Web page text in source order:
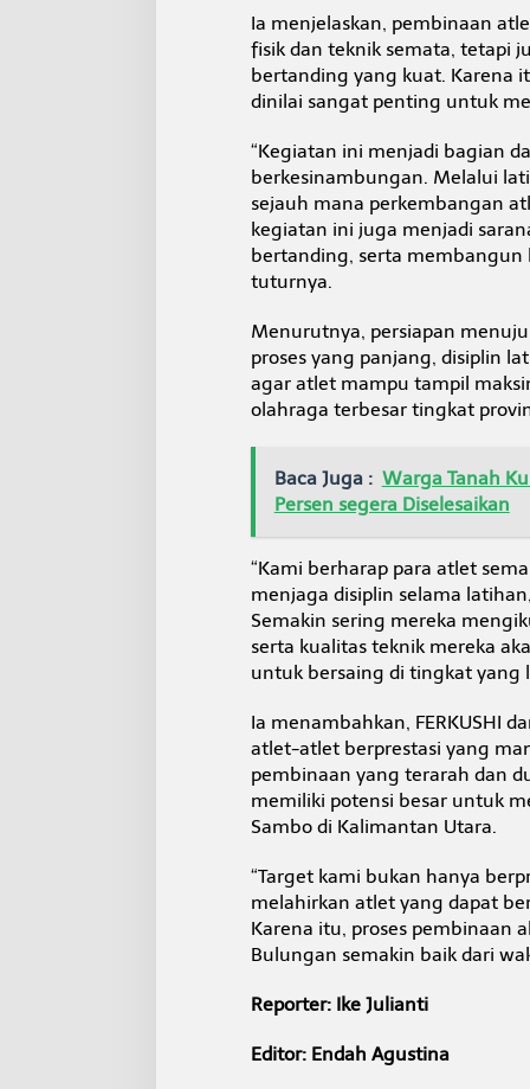
Ia menjelaskan, pembinaan
fisik dan teknik semata, tetapi
bertanding yang kuat. Karena
dinilai sangat penting untuk
“Kegiatan ini menjadi bagian
berkesinambungan. Melalui
sejauh mana perkembangan
kegiatan ini juga menjadi
bertanding, serta membangun
tuturnya.
Menurutnya, persiapan
proses yang panjang, disiplin
agar atlet mampu tampil
olahraga terbesar tingkat
Baca Juga : Warga Tanah
Persen segera Diselesaikan
“Kami berharap para atlet
menjaga disiplin selama
Semakin sering mereka
serta kualitas teknik mereka
untuk bersaing di tingkat yang
Ia menambahkan, FERKUSHI
atlet-atlet berprestasi yang
pembinaan yang terarah dan
memiliki potensi besar untuk
Sambo di Kalimantan Utara.
“Target kami bukan hanya
melahirkan atlet yang dapat
Karena itu, proses pembinaan
Bulungan semakin baik dari
Reporter: Ike Julianti
Editor: Endah Agustina